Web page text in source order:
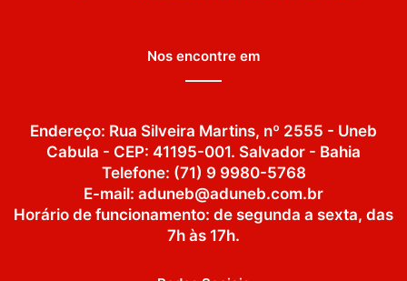
Nos encontre em
Endereço: Rua Silveira Martins, nº 2555 - Uneb
Cabula - CEP: 41195-001. Salvador - Bahia
Telefone: (71) 9 9980-5768
E-mail: aduneb@aduneb.com.br
Horário de funcionamento: de segunda a sexta, das
7h às 17h.